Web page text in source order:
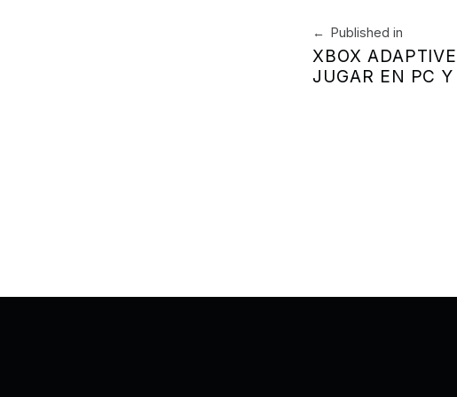
Navegación de entradas
Published in
XBOX
JUGAR EN PC